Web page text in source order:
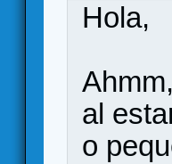
Hola,
al
o